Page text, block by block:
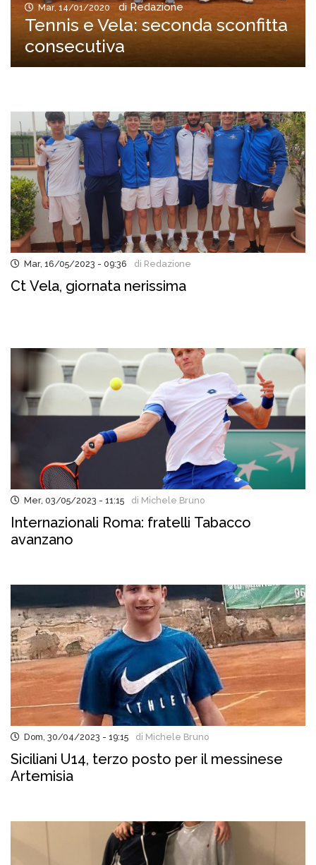
Mar, 14/01/2020 di Redazione
Tennis e Vela: seconda sconfitta
consecutiva
Mar, 16/05/2023 - 09:36 di Redazione
Ct Vela, giornata nerissima
Mer, 03/05/2023 - 11:15 di Michele Bruno
Internazionali Roma: fratelli Tabacco
avanzano
Dom, 30/04/2023 - 19:15 di Michele Bruno
Siciliani U14, terzo posto per il messinese
Artemisia